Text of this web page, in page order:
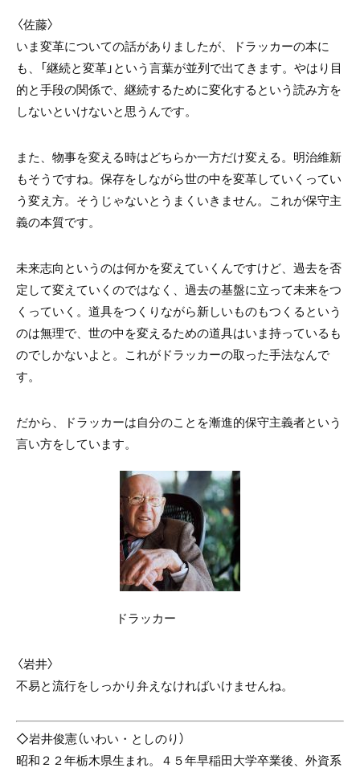
〈佐藤〉
いま変革についての話がありましたが、ドラッカーの本に
も、「継続と変革」という言葉が並列で出てきます。やはり目
的と手段の関係で、継続するために変化するという読み方を
しないといけないと思うんです。
また、物事を変える時はどちらか一方だけ変える。明治維新
もそうですね。保存をしながら世の中を変革していくってい
う変え方。そうじゃないとうまくいきません。これが保守主
義の本質です。
未来志向というのは何かを変えていくんですけど、過去を否
定して変えていくのではなく、過去の基盤に立って未来をつ
くっていく。道具をつくりながら新しいものもつくるという
のは無理で、世の中を変えるための道具はいま持っているも
のでしかないよと。これがドラッカーの取った手法なんで
す。
だから、ドラッカーは自分のことを漸進的保守主義者という
言い方をしています。
ドラッカー
〈岩井〉
不易と流行をしっかり弁えなければいけませんね。
◇岩井俊憲（いわい・としのり）
昭和２２年栃木県生まれ。４５年早稲田大学卒業後、外資系